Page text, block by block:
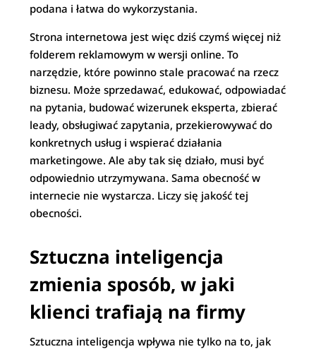
podana i łatwa do wykorzystania.
Strona internetowa jest więc dziś czymś więcej niż
folderem reklamowym w wersji online. To
narzędzie, które powinno stale pracować na rzecz
biznesu. Może sprzedawać, edukować, odpowiadać
na pytania, budować wizerunek eksperta, zbierać
leady, obsługiwać zapytania, przekierowywać do
konkretnych usług i wspierać działania
marketingowe. Ale aby tak się działo, musi być
odpowiednio utrzymywana. Sama obecność w
internecie nie wystarcza. Liczy się jakość tej
obecności.
Sztuczna inteligencja
zmienia sposób, w jaki
klienci trafiają na firmy
Sztuczna inteligencja wpływa nie tylko na to, jak